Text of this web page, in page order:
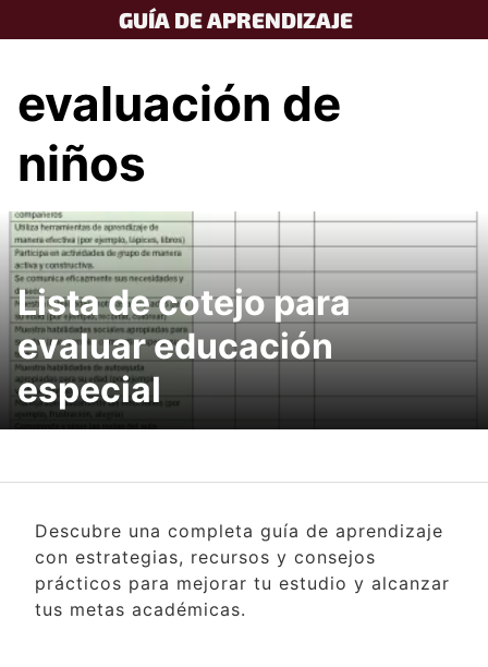
to
GUÍA DE APRENDIZAJE
evaluación de
niños
Lista de cotejo para
evaluar educación
especial
Descubre una completa guía de aprendizaje
con estrategias, recursos y consejos
prácticos para mejorar tu estudio y alcanzar
tus metas académicas.